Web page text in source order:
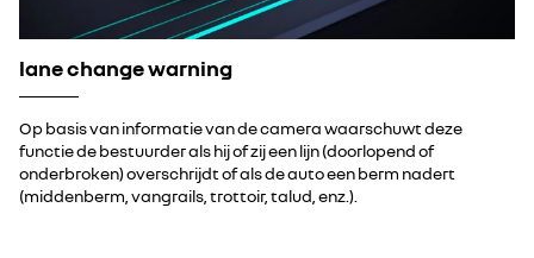
lane change warning
Op basis van informatie van de camera waarschuwt deze
functie de bestuurder als hij of zij een lijn (doorlopend of
onderbroken) overschrijdt of als de auto een berm nadert
(middenberm, vangrails, trottoir, talud, enz.).